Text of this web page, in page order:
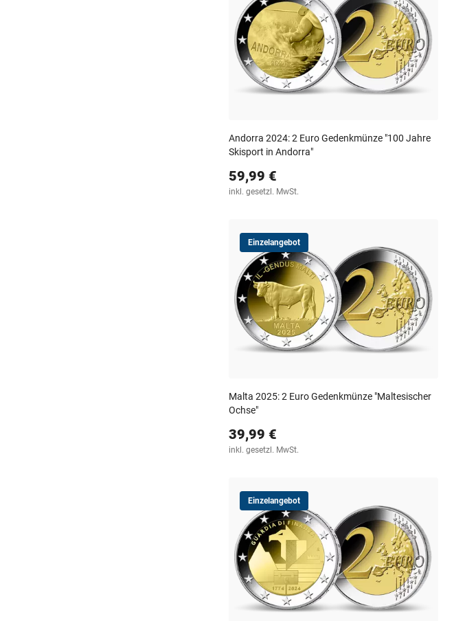
Andorra 2024: 2 Euro Gedenkmünze "100 Jahre
Skisport in Andorra"
59,99 €
inkl. gesetzl. MwSt.
Einzelangebot
Malta 2025: 2 Euro Gedenkmünze "Maltesischer
Ochse"
39,99 €
inkl. gesetzl. MwSt.
Einzelangebot